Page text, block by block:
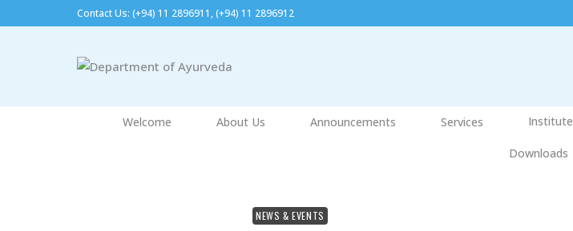
Contact Us: (+94) 11 2896911, (+94) 11 2896912​
Welcome About Us Announcements Services
Downloads
NEWS & EVENTS